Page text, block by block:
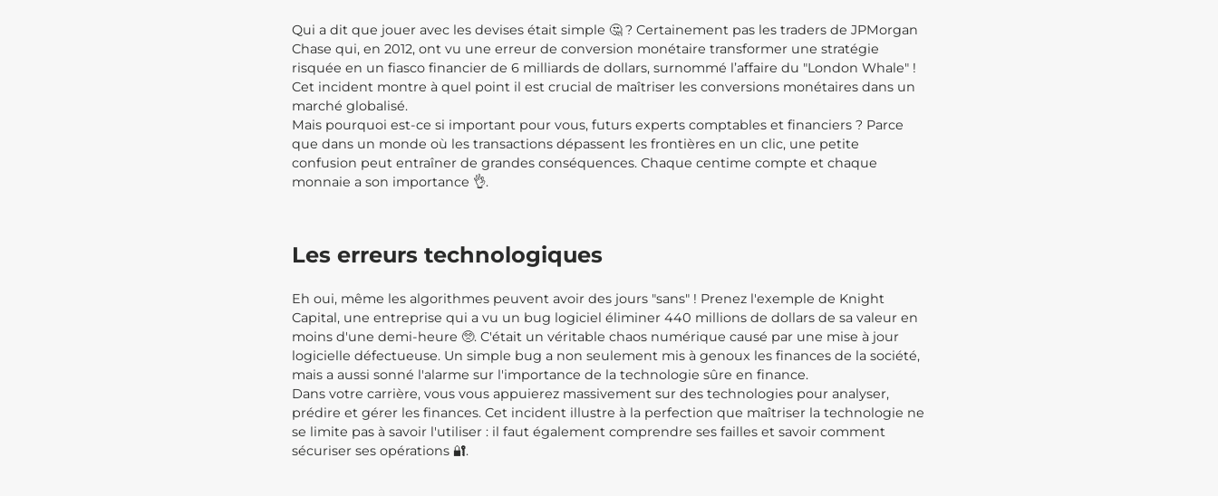
Qui a dit que jouer avec les devises était simple 🤔 ? Certainement pas les traders de JPMorgan
Chase qui, en 2012, ont vu une erreur de conversion monétaire transformer une stratégie
risquée en un fiasco financier de 6 milliards de dollars, surnommé l’affaire du "London Whale" !
Cet incident montre à quel point il est crucial de maîtriser les conversions monétaires dans un
marché globalisé.
Mais pourquoi est-ce si important pour vous, futurs experts comptables et financiers ? Parce
que dans un monde où les transactions dépassent les frontières en un clic, une petite
confusion peut entraîner de grandes conséquences. Chaque centime compte et chaque
monnaie a son importance 👌.
Les erreurs technologiques
Eh oui, même les algorithmes peuvent avoir des jours "sans" ! Prenez l'exemple de Knight
Capital, une entreprise qui a vu un bug logiciel éliminer 440 millions de dollars de sa valeur en
moins d'une demi-heure 🥺. C'était un véritable chaos numérique causé par une mise à jour
logicielle défectueuse. Un simple bug a non seulement mis à genoux les finances de la société,
mais a aussi sonné l'alarme sur l'importance de la technologie sûre en finance.
Dans votre carrière, vous vous appuierez massivement sur des technologies pour analyser,
prédire et gérer les finances. Cet incident illustre à la perfection que maîtriser la technologie ne
se limite pas à savoir l'utiliser : il faut également comprendre ses failles et savoir comment
sécuriser ses opérations 🔐.